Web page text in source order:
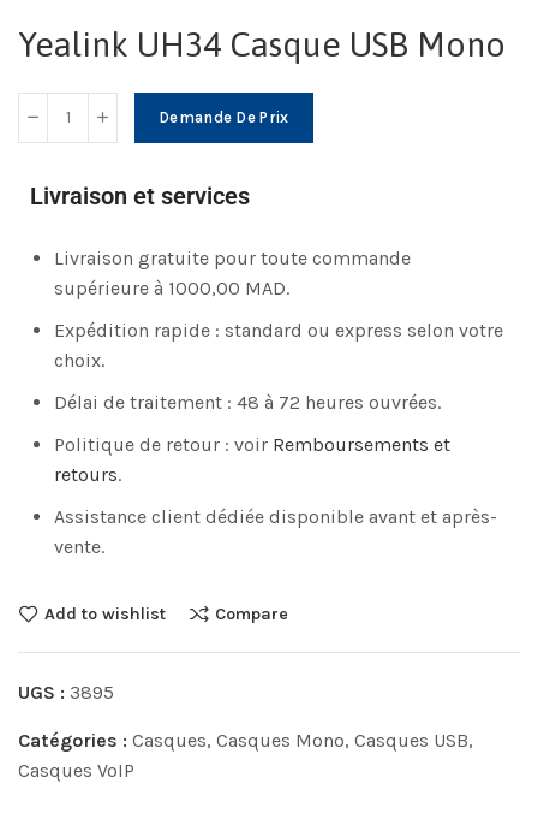
Yealink UH34 Casque USB Mono
Demande De Prix
Livraison et services
Livraison gratuite pour toute commande
supérieure à 1000,00 MAD.
Expédition rapide : standard ou express selon votre
choix.
Délai de traitement : 48 à 72 heures ouvrées.
Politique de retour : voir Remboursements et
retours.
Assistance client dédiée disponible avant et après-
vente.
Add to wishlist Compare
UGS : 3895
Catégories : Casques, Casques Mono, Casques USB,
Casques VoIP